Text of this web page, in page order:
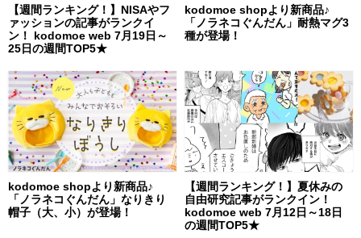
【週間ランキング！】NISAやフ
ァッションの記事がランクイ
ン！ kodomoe web 7月19日～
25日の週間TOP5★
kodomoe shopより新商品♪
「ノラネコぐんだん」耐熱マグ3
種が登場！
kodomoe shopより新商品♪
「ノラネコぐんだん」なりきり
帽子（大、小）が登場！
【週間ランキング！】夏休みの
自由研究記事がランクイン！
kodomoe web 7月12日～18日
の週間TOP5★